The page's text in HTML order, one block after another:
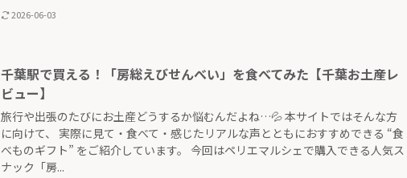
2026-06-03
千葉駅で買える！「房総えびせんべい」を食べてみた【千葉お土産レ
ビュー】
旅行や出張のたびにお土産どうするか悩むんだよね…💦 本サイトではそんな方
に向けて、 実際に見て・食べて・感じたリアルな声とともにおすすめできる “食
べものギフト” をご紹介しています。 今回はペリエマルシェで購入できる人気ス
ナック「房...